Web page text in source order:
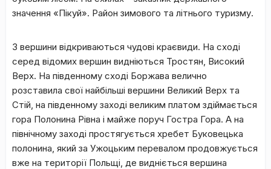
значення «Пікуй». Район зимового та літнього туризму.
З вершини відкриваються чудові краєвиди. На сході
серед відомих вершин видніються Тростян, Високий
Верх. На південному сході Боржава велично
розставила свої найбільші вершини Великий Верх та
Стій, на південному заході великим платом здіймається
гора Полонина Рівна і майже поруч Гостра Гора. А на
північному заході простягується хребет Буковецька
полонина, який за Ужоцьким перевалом продовжується
вже на території Польщі, де видніється вершина